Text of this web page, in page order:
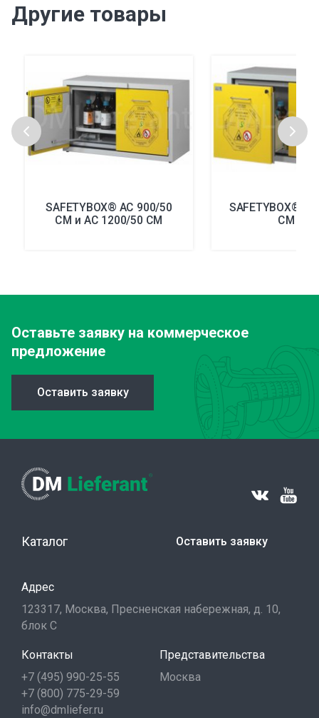
Другие товары
SAFETYBOX® AC 900/50
CM и AC 1200/50 CM
SAFETYBOX®
CM DD
Оставьте заявку на коммерческое
предложение
Оставить заявку
Каталог Оставить заявку
Адрес
123317, Москва, Пресненская набережная, д. 10,
блок С
Контакты
+7 (495) 990-25-55
+7 (800) 775-29-59
info@dmliefer.ru
Представительства
Москва